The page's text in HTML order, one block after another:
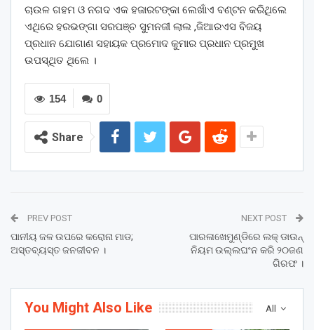
ଚାଉଳ ଗହମ ଓ ନଗଦ ଏକ ହଜାରଟଙ୍କା ଲେଖାଁଏ ବଣ୍ଟନ କରିଥିଲେ
ଏଥିରେ ହରଭଙ୍ଗା ସରପଞ୍ଚ ସୁମନଜୀ ଲାଲ ,ଜିଆରଏସ ବିଜୟ
ପ୍ରଧାନ ଯୋଗାଣ ସହାୟକ ପ୍ରମୋଦ କୁମାର ପ୍ରଧାନ ପ୍ରମୁଖ
ଉପସ୍ଥିତ ଥିଲେ ।
0
154
Share
PREV POST
ପାନୀୟ ଜଳ ଉପରେ କରୋନା ମାଡ;
ଅସ୍ତବ୍ୟସ୍ତ ଜନଜୀବନ ।
NEXT POST
ପାରଳାଖେମୁଣ୍ଡିରେ ଲକ୍ ଡାଉନ୍
ନିୟମ ଉଲ୍ଲଘଂନ କରି ୨୦ଜଣ
ଗିରଫ ।
All
You Might Also Like